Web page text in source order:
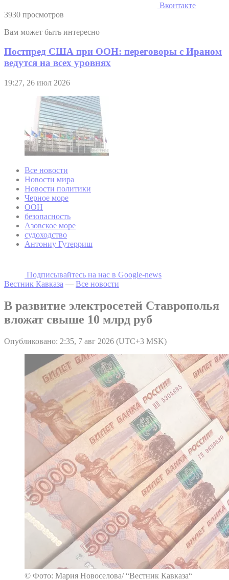
Вконтакте
3930 просмотров
Вам может быть интересно
Постпред США при ООН: переговоры с Ираном
ведутся на всех уровнях
19:27, 26 июл 2026
Все новости
Новости мира
Новости политики
Черное море
ООН
безопасность
Азовское море
судоходство
Антониу Гутерриш
Подписывайтесь на наc в Google-news
Вестник Кавказа — Все новости
В развитие электросетей Ставрополья
вложат свыше 10 млрд руб
Опубликовано: 2:35, 7 авг 2026 (UTC+3 MSK)
© Фото: Мария Новоселова/ “Вестник Кавказа“